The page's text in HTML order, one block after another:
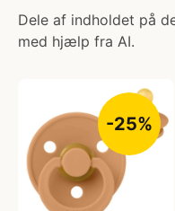
Dele af indholdet på
med hjælp fra AI.
-25%